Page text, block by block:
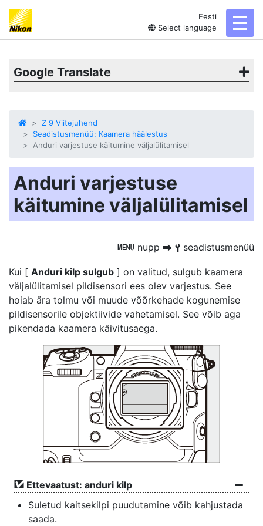
Eesti
Select language
Google Translate
Z 9 Viitejuhend
Seadistusmenüü: Kaamera häälestus
Anduri varjestuse käitumine väljalülitamisel
Anduri varjestuse
käitumine väljalülitamisel
G nupp U B seadistusmenüü
Kui [ Anduri kilp sulgub ] on valitud, sulgub kaamera
väljalülitamisel pildisensori ees olev varjestus. See
hoiab ära tolmu või muude võõrkehade kogunemise
pildisensorile objektiivide vahetamisel. See võib aga
pikendada kaamera käivitusaega.
Ettevaatust: anduri kilp
Suletud kaitsekilpi puudutamine võib kahjustada
saada.